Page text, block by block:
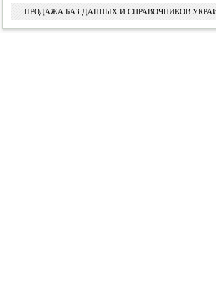
ПРОДАЖА БАЗ ДАННЫХ И СПРАВОЧНИКОВ